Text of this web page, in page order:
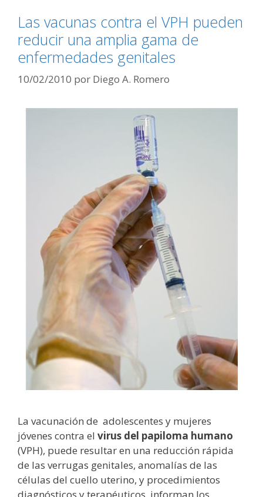
Las vacunas contra el VPH pueden
reducir una amplia gama de
enfermedades genitales
10/02/2010 por Diego A. Romero
La vacunación de adolescentes y mujeres
jóvenes contra el virus del papiloma humano
(VPH), puede resultar en una reducción rápida
de las verrugas genitales, anomalías de las
células del cuello uterino, y procedimientos